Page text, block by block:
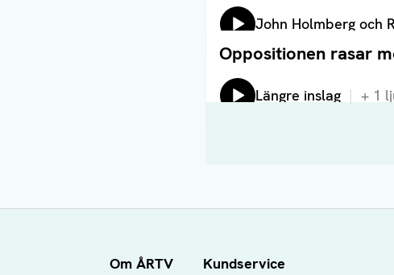
Lyssna på:
John Holmberg och
Oppositionen rasar
Läs artikel
Lyssna på:
Längre inslag + 1
Om ÅRTV
Kundservice